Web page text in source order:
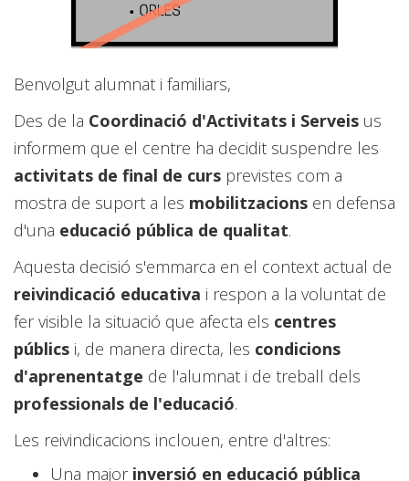
Benvolgut alumnat i familiars,
Des de la Coordinació d'Activitats i Serveis us
informem que el centre ha decidit suspendre les
activitats de final de curs previstes com a
mostra de suport a les mobilitzacions en defensa
d'una educació pública de qualitat.
Aquesta decisió s'emmarca en el context actual de
reivindicació educativa i respon a la voluntat de
fer visible la situació que afecta els centres
públics i, de manera directa, les condicions
d'aprenentatge de l'alumnat i de treball dels
professionals de l'educació.
Les reivindicacions inclouen, entre d'altres:
Una major inversió en educació pública